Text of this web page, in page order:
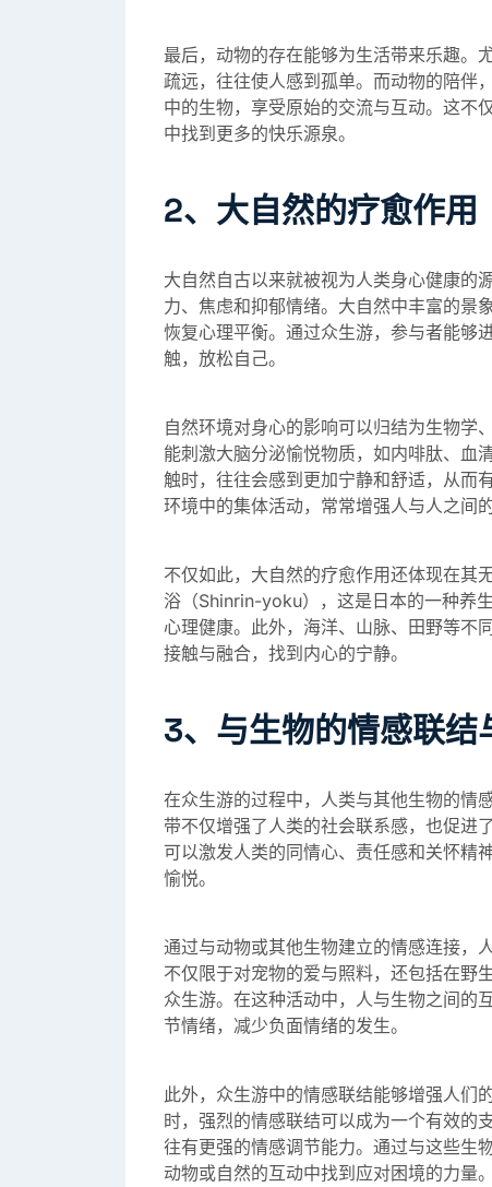
最后，动物的存在能够为生活带来乐趣。
疏远，往往使人感到孤单。而动物的陪伴
中的生物，享受原始的交流与互动。这不
中找到更多的快乐源泉。
2、大自然的疗愈作用
大自然自古以来就被视为人类身心健康的
力、焦虑和抑郁情绪。大自然中丰富的景
恢复心理平衡。通过众生游，参与者能够
触，放松自己。
自然环境对身心的影响可以归结为生物学
能刺激大脑分泌愉悦物质，如内啡肽、血
触时，往往会感到更加宁静和舒适，从而
环境中的集体活动，常常增强人与人之间
不仅如此，大自然的疗愈作用还体现在其
浴（Shinrin-yoku），这是日本的一种养
心理健康。此外，海洋、山脉、田野等不
接触与融合，找到内心的宁静。
3、与生物的情感联结
在众生游的过程中，人类与其他生物的情
带不仅增强了人类的社会联系感，也促进
可以激发人类的同情心、责任感和关怀精
愉悦。
通过与动物或其他生物建立的情感连接，
不仅限于对宠物的爱与照料，还包括在野
众生游。在这种活动中，人与生物之间的
节情绪，减少负面情绪的发生。
此外，众生游中的情感联结能够增强人们
时，强烈的情感联结可以成为一个有效的
往有更强的情感调节能力。通过与这些生
动物或自然的互动中找到应对困境的力量。